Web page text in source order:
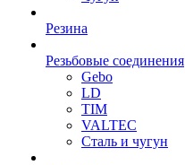
Резина
Резьбовые соединения
Gebo
LD
TIM
VALTEC
Сталь и чугун